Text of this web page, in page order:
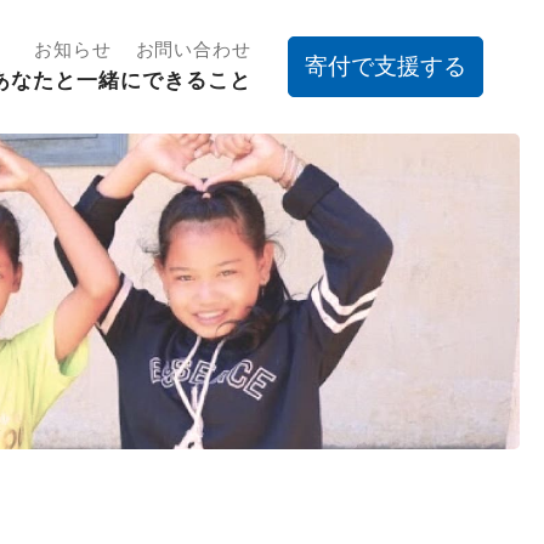
お知らせ お問い合わせ
なたと一緒にできること
寄付で支援する